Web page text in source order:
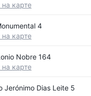
на карте
4
на карте
Nobre 164
на карте
Jerónimo Dias Leite 5